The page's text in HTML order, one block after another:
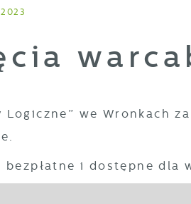
Logiczne” we Wronkach
bezpłatne i dostępne dla